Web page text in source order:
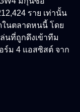
ราย เท่านั้น
ในตลาดหนนี้ โดย
นที่ถูกดึงเข้าทีม
ร์ม 4 แอสซิสต์ จาก